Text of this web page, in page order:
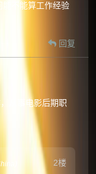
不能算工作经验
回复
从事电影后期职
2楼